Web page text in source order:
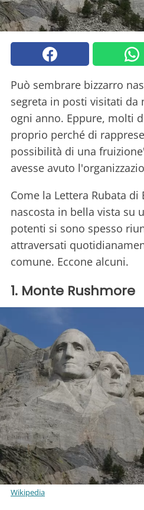
Può sembrare bizzarro
segreta in posti visitati
ogni anno. Eppure, molti
proprio perché di
possibilità di una
avesse avuto
Come la Lettera Rubata di
nascosta in bella vista su
potenti si sono spesso
attraversati
comune. Eccone alcuni.
1. Monte Rushmore
Wikipedia